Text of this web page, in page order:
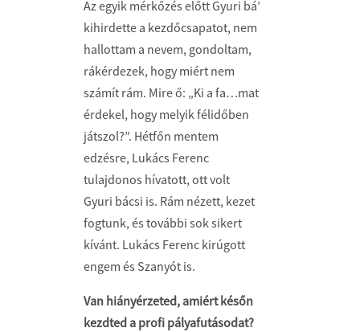
Az egyik mérkőzés előtt Gyuri bá’
kihirdette a kezdőcsapatot, nem
hallottam a nevem, gondoltam,
rákérdezek, hogy miért nem
számít rám. Mire ő: „Ki a fa…mat
érdekel, hogy melyik félidőben
játszol?”. Hétfőn mentem
edzésre, Lukács Ferenc
tulajdonos hívatott, ott volt
Gyuri bácsi is. Rám nézett, kezet
fogtunk, és további sok sikert
kívánt. Lukács Ferenc kirúgott
engem és Szanyót is.
Van hiányérzeted, amiért későn
kezdted a profi pályafutásodat?